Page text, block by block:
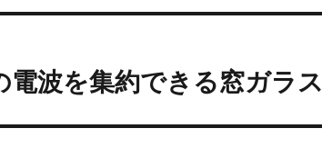
波を集約できる窓ガラス